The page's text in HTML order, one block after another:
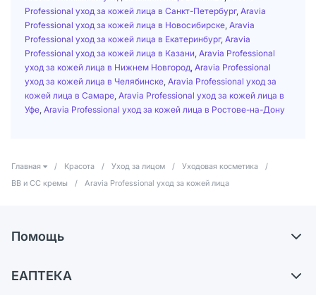
Professional уход за кожей лица в Санкт-Петербург, Aravia
Professional уход за кожей лица в Новосибирске Aravia
Professional уход за кожей лица в Екатеринбург, Aravia
Professional уход за кожей лица в Казани Aravia Professional
уход за кожей лица в Нижнем Новгород Aravia Professional
уход за кожей лица в Челябинске Aravia Professional уход за
кожей лица в Самаре Aravia Professional уход за кожей лица в
Уфе Aravia Professional уход за кожей лица в Ростове-на-Дону
Главная / Красота / Уход за лицом / Уходовая косметика
/
BB и CC кремы
/ Aravia Professional уход за кожей лица
Помощь
Самовывоз из аптек
ЕАПТЕКА